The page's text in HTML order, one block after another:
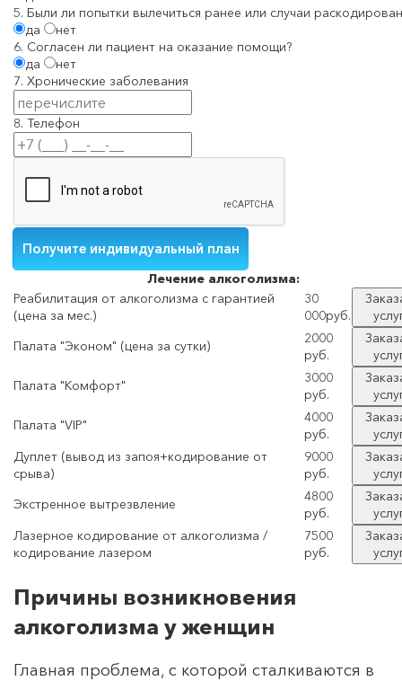
5. Были ли попытки вылечиться ранее или случаи
да
нет
6. Согласен ли пациент на оказание помощи?
да
нет
7. Хронические заболевания
8. Телефон
Лечение алкоголизма:
Реабилитация от алкоголизма с гарантией
(цена за мес.)
30
000руб.
Палата "Эконом" (цена за сутки)
2000
руб.
Палата "Комфорт"
3000
руб.
Палата "VIP"
4000
руб.
Дуплет (вывод из запоя+кодирование от
срыва)
9000
руб.
Экстренное вытрезвление
4800
руб.
Лазерное кодирование от алкоголизма /
кодирование лазером
7500
руб.
Причины возникновения
алкоголизма у женщин
Главная проблема, с которой сталкиваются в